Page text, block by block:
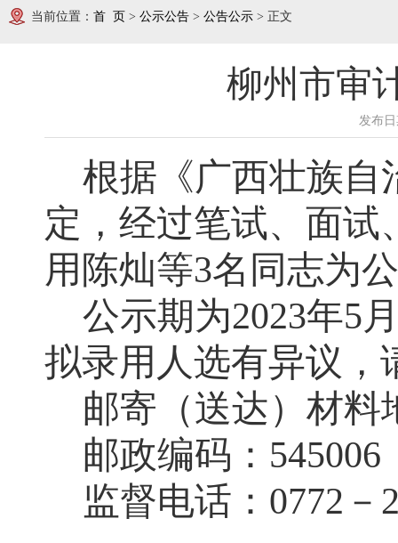
当前位置： 首 页 > 公示公告 > 公告公示 > 正文
柳州市审
发布
根据《广西壮族自
定，经过笔试、面试
用 陈灿等3名同志为
公示期为2023年5
拟录用人选有异议，
邮寄（送达）材料
邮政编码： 545006
监督电话： 0772 －